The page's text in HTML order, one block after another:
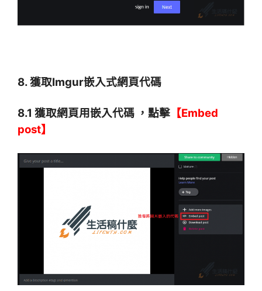
8. 獲取Imgur嵌入式網頁代碼
8.1 獲取網頁用嵌入代碼 ，點擊 【Embed
post】